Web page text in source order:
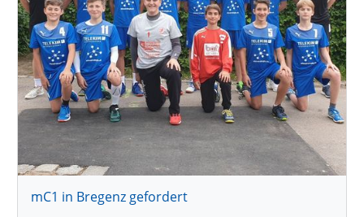
mC1 in Bregenz gefordert